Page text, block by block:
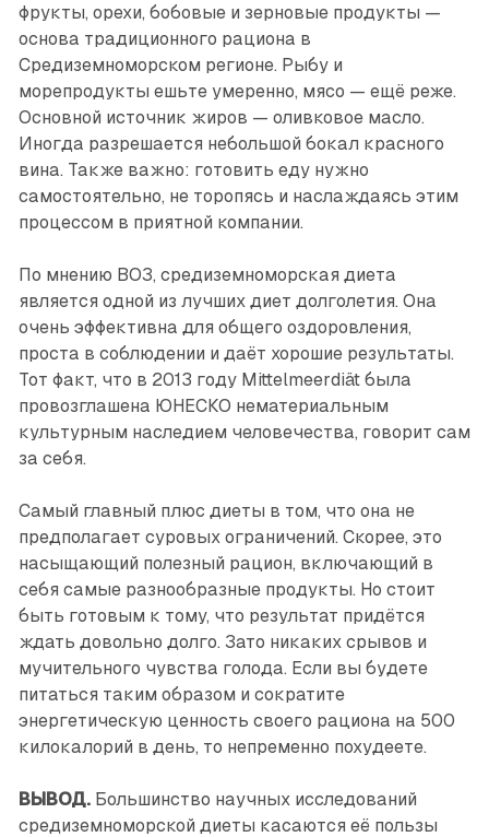
фрукты, орехи, бобовые и зерновые продукты —
основа традиционного рациона в
Средиземноморском регионе. Рыбу и
морепродукты ешьте умеренно, мясо — ещё реже.
Основной источник жиров — оливковое масло.
Иногда разрешается небольшой бокал красного
вина. Также важно: готовить еду нужно
самостоятельно, не торопясь и наслаждаясь этим
процессом в приятной компании.
По мнению ВОЗ, средиземноморская диета
является одной из лучших диет долголетия. Она
очень эффективна для общего оздоровления,
проста в соблюдении и даёт хорошие результаты.
Тот факт, что в 2013 году Mittelmeerdiät была
провозглашена ЮНЕСКО нематериальным
культурным наследием человечества, говорит сам
за себя.
Самый главный плюс диеты в том, что она не
предполагает суровых ограничений. Скорее, это
насыщающий полезный рацион, включающий в
себя самые разнообразные продукты. Но стоит
быть готовым к тому, что результат придётся
ждать довольно долго. Зато никаких срывов и
мучительного чувства голода. Если вы будете
питаться таким образом и сократите
энергетическую ценность своего рациона на 500
килокалорий в день, то непременно похудеете.
ВЫВОД.Большинство научных исследований
средиземноморской диеты касаются её пользы